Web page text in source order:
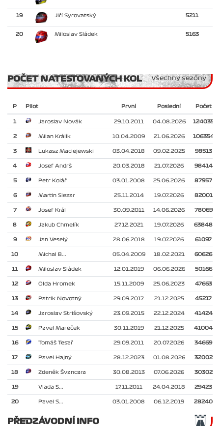
19 Jiří Syrovatský 5211
20 Miloslav Sládek 5163
POČET NATESTOVANÝCH KOL Všechny sezóny
P Pilot První Poslední Počet
1 Jaroslav Novák 29.10.2011 04.08.2026 124035
2 Milan Králík 10.04.2009 21.06.2026 106354
3 Lukasz Maciejewski 03.04.2018 09.02.2025 98513
4 Josef Andrš 20.03.2018 21.07.2026 98414
5 Petr Kolář 03.01.2008 25.06.2026 87957
6 Martin Slezar 25.11.2014 19.07.2026 82001
7 Josef Král 30.09.2011 14.06.2026 78069
8 Jakub Chmelík 27.12.2021 19.07.2026 63848
9 Jan Veselý 28.06.2018 19.07.2026 61097
10 Michal B... 05.04.2009 18.02.2021 60626
11 Miloslav Sládek 12.01.2019 06.06.2026 50166
12 Olda Hromek 15.11.2009 25.06.2023 47663
13 Patrik Novotný 29.09.2017 21.12.2025 45217
14 Jaroslav Strišovský 23.09.2015 22.12.2024 41424
15 Pavel Mareček 30.11.2019 21.12.2025 41004
16 Tomáš Tesař 29.09.2011 20.07.2026 34669
17 Pavel Hajný 28.12.2023 01.08.2026 32002
18 Zdeněk Švancara 30.08.2013 07.06.2026 30302
19 Vlada S... 17.11.2011 24.04.2018 29423
20 Pavel S... 03.01.2008 06.12.2019 28240
PŘEDZÁVODNÍ INFO